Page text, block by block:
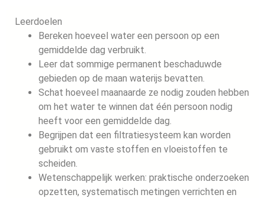
Leerdoelen
Bereken hoeveel water een persoon op een
gemiddelde dag verbruikt.
Leer dat sommige permanent beschaduwde
gebieden op de maan waterijs bevatten.
Schat hoeveel maanaarde ze nodig zouden hebben
om het water te winnen dat één persoon nodig
heeft voor een gemiddelde dag.
Begrijpen dat een filtratiesysteem kan worden
gebruikt om vaste stoffen en vloeistoffen te
scheiden.
Wetenschappelijk werken: praktische onderzoeken
opzetten, systematisch metingen verrichten en